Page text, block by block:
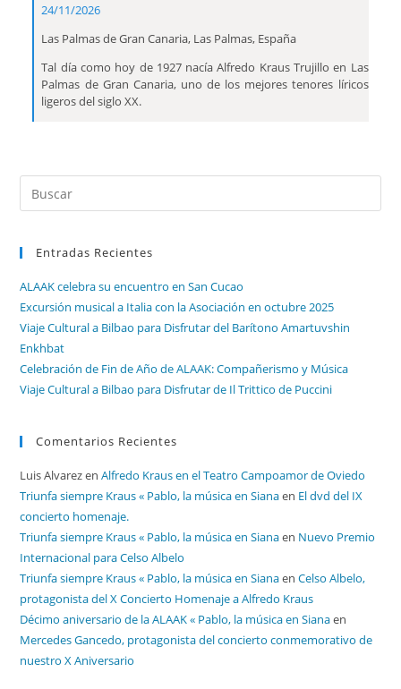
24/11/2026
Las Palmas de Gran Canaria, Las Palmas, España
Tal día como hoy de 1927 nacía Alfredo Kraus Trujillo en Las
Palmas de Gran Canaria, uno de los mejores tenores líricos
ligeros del siglo XX.
Entradas Recientes
ALAAK celebra su encuentro en San Cucao
Excursión musical a Italia con la Asociación en octubre 2025
Viaje Cultural a Bilbao para Disfrutar del Barítono Amartuvshin
Enkhbat
Celebración de Fin de Año de ALAAK: Compañerismo y Música
Viaje Cultural a Bilbao para Disfrutar de Il Trittico de Puccini
Comentarios Recientes
Luis AlvarezenAlfredo Kraus en el Teatro Campoamor de Oviedo
Triunfa siempre Kraus « Pablo, la música en Sianaen El dvd del IX
concierto homenaje.
Triunfa siempre Kraus « Pablo, la música en Sianaen Nuevo Premio
Internacional para Celso Albelo
Triunfa siempre Kraus « Pablo, la música en SianaenCelso Albelo,
protagonista del X Concierto Homenaje a Alfredo Kraus
Décimo aniversario de la ALAAK « Pablo, la música en Sianaen
Mercedes Gancedo, protagonista del concierto conmemorativo de
nuestro X Aniversario